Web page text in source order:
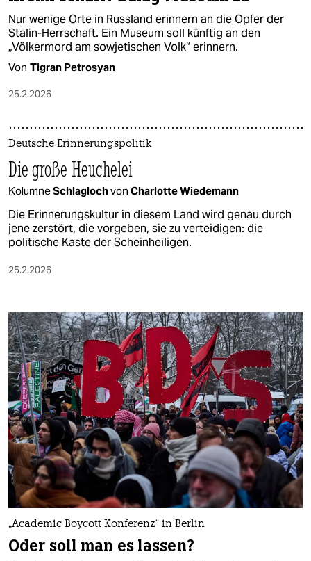
Nur wenige Orte in Russland erinnern an die Opfer der
Stalin-Herrschaft. Ein Museum soll künftig an den
„Völkermord am sowjetischen Volk“ erinnern.
Von Tigran Petrosyan
25.2.2026
Deutsche Erinnerungspolitik
Die große Heuchelei
KolumneSchlaglochvon Charlotte Wiedemann
Die Erinnerungskultur in diesem Land wird genau durch
jene zerstört, die vorgeben, sie zu verteidigen: die
politische Kaste der Scheinheiligen.
25.2.2026
„Academic Boycott Konferenz“ in Berlin
Oder soll man es lassen?